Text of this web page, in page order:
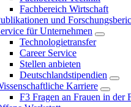
Fachbereich Wirtschaft
und
für Unternehmen
Technologietransfer
Career Service
Stellen anbieten
Deutschlandstipendien
Karriere
F3 Fragen an Frauen in der